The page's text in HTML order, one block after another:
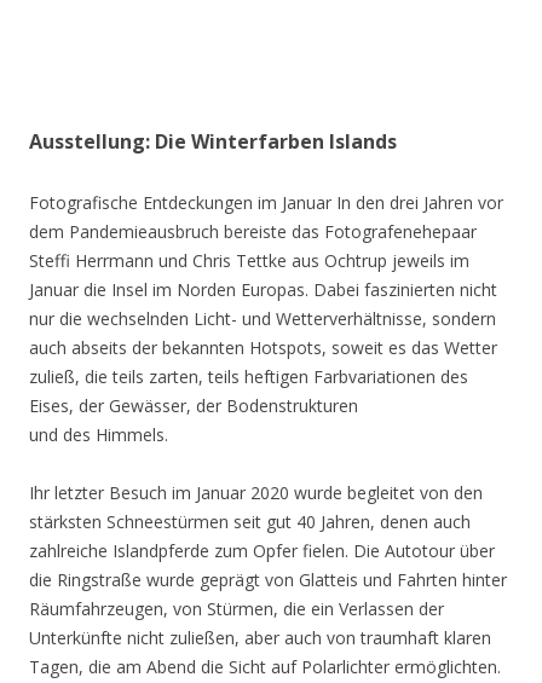
Ausstellung: Die Winterfarben Islands
Fotografische Entdeckungen im Januar In den drei Jahren vor
dem Pandemieausbruch bereiste das Fotografenehepaar
Steffi Herrmann und Chris Tettke aus Ochtrup jeweils im
Januar die Insel im Norden Europas. Dabei faszinierten nicht
nur die wechselnden Licht- und Wetterverhältnisse, sondern
auch abseits der bekannten Hotspots, soweit es das Wetter
zuließ, die teils zarten, teils heftigen Farbvariationen des
Eises, der Gewässer, der Bodenstrukturen
und des Himmels.
Ihr letzter Besuch im Januar 2020 wurde begleitet von den
stärksten Schneestürmen seit gut 40 Jahren, denen auch
zahlreiche Islandpferde zum Opfer fielen. Die Autotour über
die Ringstraße wurde geprägt von Glatteis und Fahrten hinter
Räumfahrzeugen, von Stürmen, die ein Verlassen der
Unterkünfte nicht zuließen, aber auch von traumhaft klaren
Tagen, die am Abend die Sicht auf Polarlichter ermöglichten.